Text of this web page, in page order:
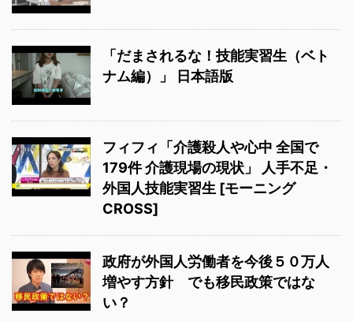
「だまされるな！技能実習生（ベト
ナム編）」 日本語版
フィフィ「介護殺人や心中 全国で
179件 介護現場の現状」 人手不足・
外国人技能実習生 [モーニング
CROSS]
政府が外国人労働者を今後５０万人
増やす方針 でも移民政策ではな
い？